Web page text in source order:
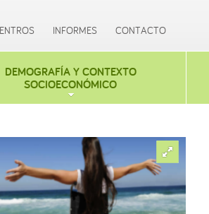
INFORMES CONTACTO
DEMOGRAFÍA Y CONTEXTO
SOCIOECONÓMICO